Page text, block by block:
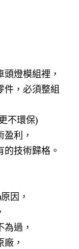
燈模組裡，
件，必須整組
不環保)
利，
技術歸格。
因，
過，
，